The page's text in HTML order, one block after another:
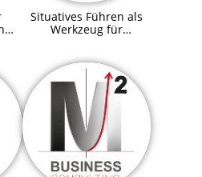
Situatives Führen als
Werkzeug für